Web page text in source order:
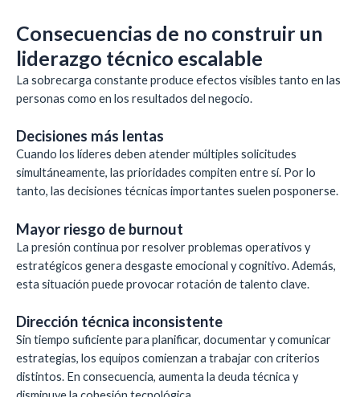
Consecuencias de no construir un
liderazgo técnico escalable
La sobrecarga constante produce efectos visibles tanto en las
personas como en los resultados del negocio.
Decisiones más lentas
Cuando los líderes deben atender múltiples solicitudes
simultáneamente, las prioridades compiten entre sí. Por lo
tanto, las decisiones técnicas importantes suelen posponerse.
Mayor riesgo de burnout
La presión continua por resolver problemas operativos y
estratégicos genera desgaste emocional y cognitivo. Además,
esta situación puede provocar rotación de talento clave.
Dirección técnica inconsistente
Sin tiempo suficiente para planificar, documentar y comunicar
estrategias, los equipos comienzan a trabajar con criterios
distintos. En consecuencia, aumenta la deuda técnica y